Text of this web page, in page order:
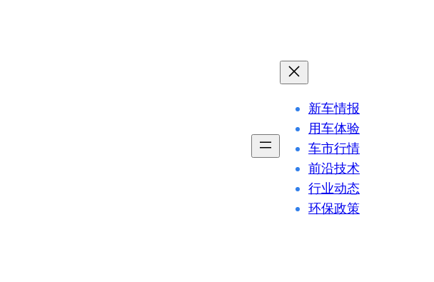
新车情报
用车体验
车市行情
前沿技术
行业动态
环保政策